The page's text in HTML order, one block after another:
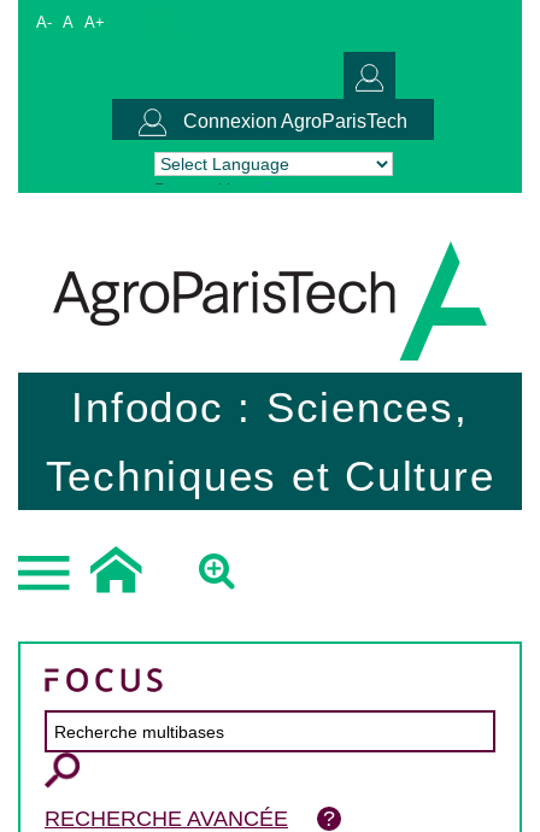
A- A A+
Connexion AgroParisTech
Powered by Translate
Infodoc : Sciences,
Techniques et Culture
RECHERCHE AVANCÉE